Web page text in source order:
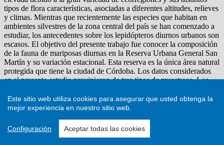
Este sitio web utiliza cookies para asegurar que usted obtenga la
mejor experiencia en nuestro sitio web.
Configuración Aceptar todas las cookies